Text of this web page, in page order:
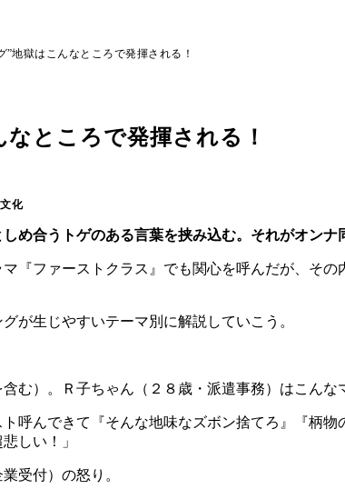
地獄はこんなところで発揮される！
ところで発揮される！
化
め合うトゲのある言葉を挟み込む。それがオンナ
『ファーストクラス』でも関心を呼んだが、そ
が生じやすいテーマ別に解説していこう。
）。Ｒ子ちゃん（２８歳・派遣事務）はこんな
呼んできて『そんな地味なズボン捨てろ』『柄
しい！」
受付）の怒り。